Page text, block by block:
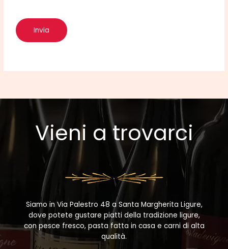
Invia
Vieni a trovarci
Siamo in Via Palestro 48 a Santa Margherita Ligure,
dove potete gustare piatti della tradizione ligure,
con pesce fresco, pasta fatta in casa e carni di alta
qualità.